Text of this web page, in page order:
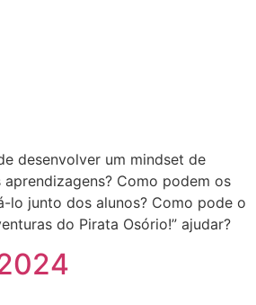
desenvolver um mindset de
Como podem os
lo junto dos alunos? Como pode o
do Pirata Osório!” ajudar?